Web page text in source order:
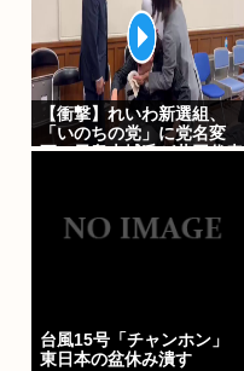
【衝撃】れいわ新選組、
「いのちの党」に党名変
更 天畠大輔氏が共同代表
台風15号「チャンホン」
東日本の盆休み潰す